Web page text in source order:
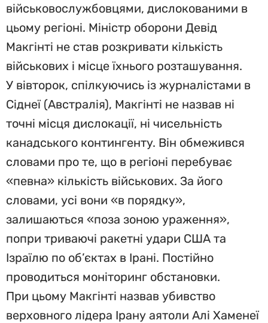
військовослужбовцями, дислокованими в
цьому регіоні. Міністр оборони Девід
Макгінті не став розкривати кількість
військових і місце їхнього розташування.
У вівторок, спілкуючись із журналістами в
Сіднеї (Австралія), Макгінті не назвав ні
точні місця дислокації, ні чисельність
канадського контингенту. Він обмежився
словами про те, що в регіоні перебуває
«певна» кількість військових. За його
словами, усі вони «в порядку»,
залишаються «поза зоною ураження»,
попри триваючі ракетні удари США та
Ізраїлю по об’єктах в Ірані. Постійно
проводиться моніторинг обстановки.
При цьому Макгінті назвав убивство
верховного лідера Ірану аятоли Алі Хаменеї